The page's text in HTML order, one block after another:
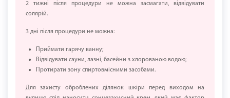
2 тижні після процедури не можна засмагати, відвідувати
солярій.
3 дні після процедури не можна:
Приймати гарячу ванну;
Відвідувати сауни, лазні, басейни з хлорованою водою;
Протирати зону спиртовмісними засобами.
Для захисту оброблених ділянок шкіри перед виходом на